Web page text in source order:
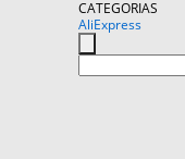
CATEGORIAS
AliExpress